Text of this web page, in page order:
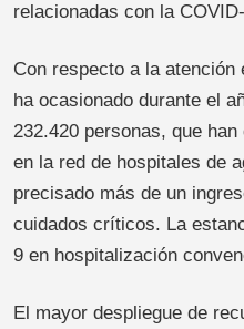
relacionadas con la
Con respecto a la
ha ocasionado durante el
232.420 personas, que
en la red de hospitales de
precisado más de un
cuidados críticos. La
9 en hospitalización
El mayor despliegue de